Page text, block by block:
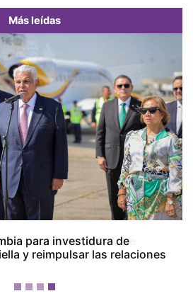
Más leídas
daños en el INA, se
Next